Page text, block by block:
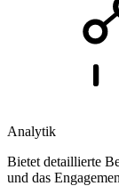
Analytik
Bietet detaillierte
und das